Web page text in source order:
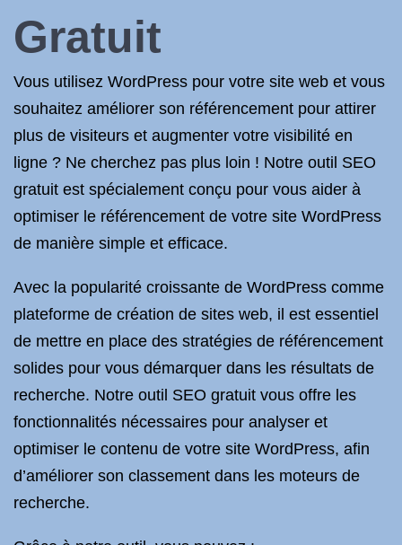
Gratuit
Vous utilisez WordPress pour votre site web et vous
souhaitez améliorer son référencement pour attirer
plus de visiteurs et augmenter votre visibilité en
ligne ? Ne cherchez pas plus loin ! Notre outil SEO
gratuit est spécialement conçu pour vous aider à
optimiser le référencement de votre site WordPress
de manière simple et efficace.
Avec la popularité croissante de WordPress comme
plateforme de création de sites web, il est essentiel
de mettre en place des stratégies de référencement
solides pour vous démarquer dans les résultats de
recherche. Notre outil SEO gratuit vous offre les
fonctionnalités nécessaires pour analyser et
optimiser le contenu de votre site WordPress, afin
d’améliorer son classement dans les moteurs de
recherche.